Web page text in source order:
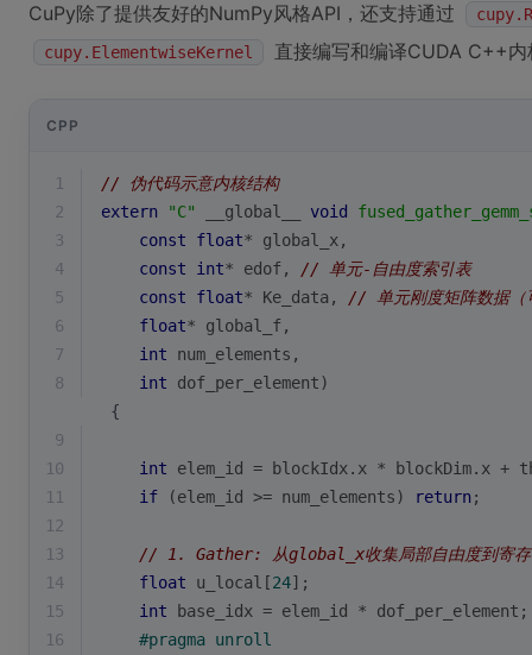
CuPy除了提供友好的NumPy风格API，还支持通过
cupy.ElementwiseKernel
直接编写和编译CUDA C++
CPP
1
// 伪代码示意内核结构
2
extern "C" __global__ void
3
const float* global_x,
4
const int* edof, // 单元-自由度索引表
5
const float* Ke_data, // 单元刚度矩阵数据（
6
float* global_f,
7
int num_elements,
8
int dof_per_element)
{
9
10
int elem_id = blockIdx.x * blockDim.x +
11
if (elem_id >= num_elements) return ;
12
13
// 1. Gather: 从global_x收集局部自由度到寄存
14
float u_local[24];
15
int base_idx = elem_id * dof_per_element;
16
#pragma unroll